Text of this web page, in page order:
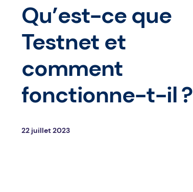
Qu’est-ce que
Testnet et
comment
fonctionne-t-il ?
22 juillet 2023